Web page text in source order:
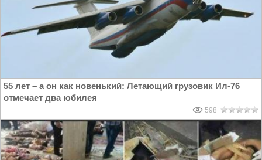
55 лет – а он как новенький: Летающий грузовик Ил-76
отмечает два юбилея
598